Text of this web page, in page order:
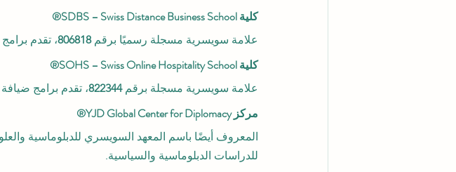
كلية SDBS – Swiss Distance Business School®
علامة سويسرية مسجلة رسميًا برقم 806818، تقدم
كلية SOHS – Swiss Online Hospitality School®
علامة سويسرية مسجلة برقم 822344، تقدم برامج
مركز YJD Global Center for Diplomacy®
المعروف أيضًا باسم المعهد السويسري للدبلوماسية
للدراسات الدبلوماسية والسياسية.